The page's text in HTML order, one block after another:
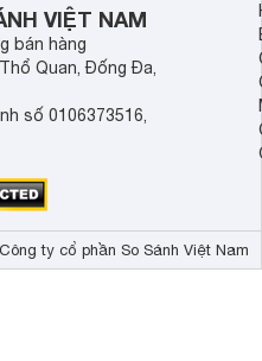
VIỆT NAM
bán hàng
Quan, Đống Đa,
số 0106373516,
ty cổ phần So Sánh Việt Nam